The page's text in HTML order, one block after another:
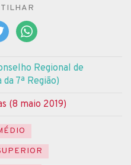
Regional de
7ª Região)
(8 maio 2019)